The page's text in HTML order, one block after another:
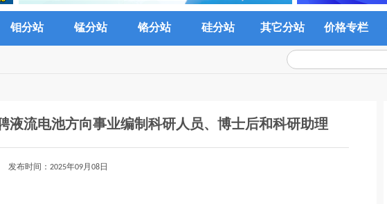
钼分站 锰分站 铬分站 硅分站 其它分站 价格专栏
液流电池方向事业编制科研人员、博士后和科研助理
发布时间：2025年09月08日